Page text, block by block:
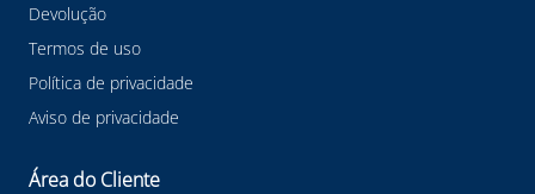
Devolução
Termos de uso
Política de privacidade
Aviso de privacidade
Área do Cliente